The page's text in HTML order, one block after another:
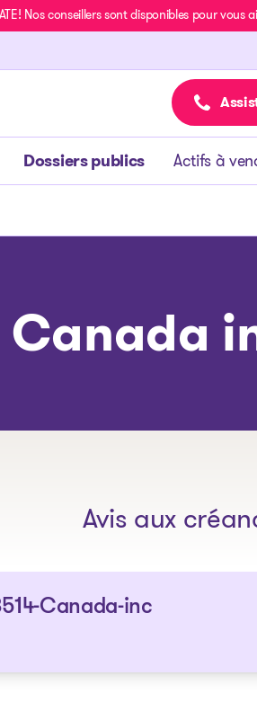
Nos conseillers sont disponibles pour vous
Dossiers publics Actifs à
Canada
Avis aux
Canada-inc